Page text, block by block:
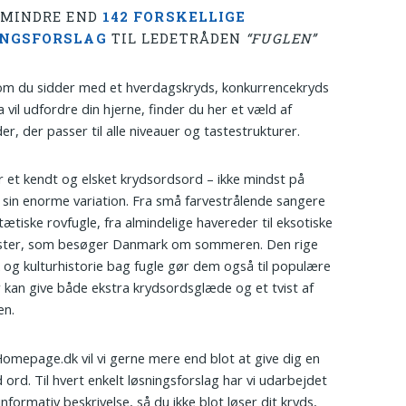
END 142 FORSKELLIGE
TIL LEDETRÅDEN “FUGLEN”
du sidder med et hverdagskryds, konkurrencekryds
vil udfordre din hjerne, finder du her et væld af
der passer til alle niveauer og tastestrukturer.
et kendt og elsket krydsordsord – ikke mindst på
enorme variation. Fra små farvestrålende sangere
rovfugle, fra almindelige havereder til eksotiske
som besøger Danmark om sommeren. Den rige
og kulturhistorie bag fugle gør dem også til populære
kan give både ekstra krydsordsglæde og et tvist af
vil vi gerne mere end blot at give dig en
ord. Til hvert enkelt løsningsforslag har vi udarbejdet
beskrivelse, så du ikke blot løser dit kryds,